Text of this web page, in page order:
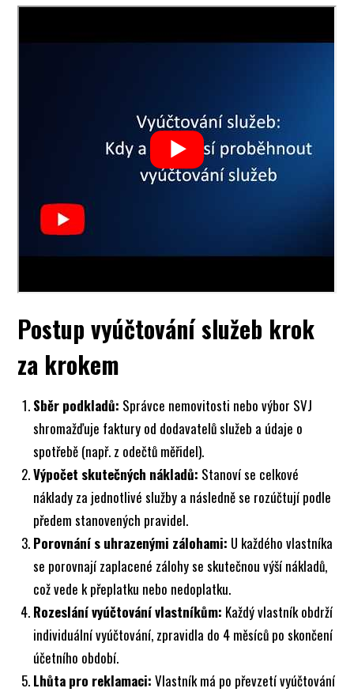
Postup vyúčtování služeb krok
za krokem
Sběr podkladů: Správce nemovitosti nebo výbor SVJ
shromažďuje faktury od dodavatelů služeb a údaje o
spotřebě (např. z odečtů měřidel).
Výpočet skutečných nákladů: Stanoví se celkové
náklady za jednotlivé služby a následně se rozúčtují podle
předem stanovených pravidel.
Porovnání s uhrazenými zálohami: U každého vlastníka
se porovnají zaplacené zálohy se skutečnou výší nákladů,
což vede k přeplatku nebo nedoplatku.
Rozeslání vyúčtování vlastníkům: Každý vlastník obdrží
individuální vyúčtování, zpravidla do 4 měsíců po skončení
účetního období.
Lhůta pro reklamaci: Vlastník má po převzetí vyúčtování